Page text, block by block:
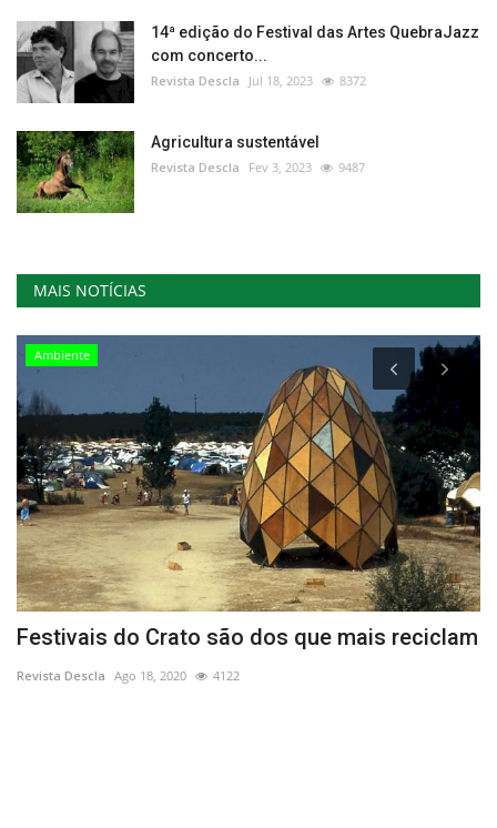
14ª edição do Festival das Artes QuebraJazz
com concerto...
Revista Descla Jul 18, 2023 8372
Agricultura sustentável
Revista Descla Fev 3, 2023 9487
MAIS NOTÍCIAS
Ambiente
Festivais do Crato são dos que mais reciclam
Revista Descla Ago 18, 2020 4122